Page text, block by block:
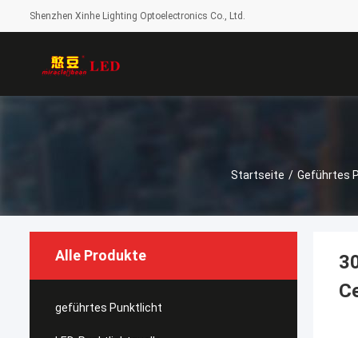
Shenzhen Xinhe Lighting Optoelectronics Co., Ltd.
Startseite / Geführtes
Alle Produkte
geführtes Punktlicht